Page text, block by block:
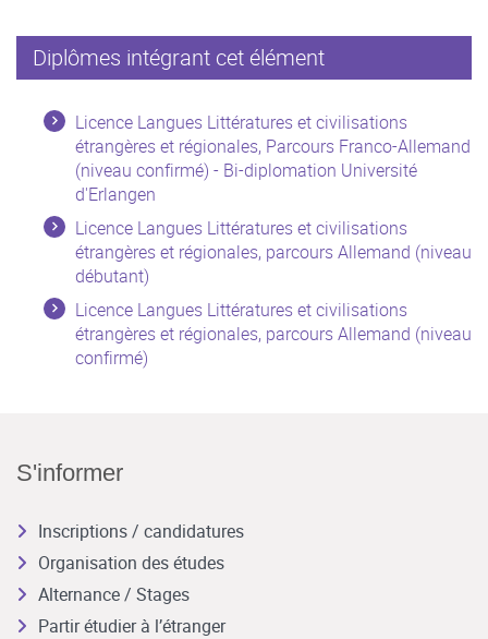
Diplômes intégrant cet élément
Licence Langues Littératures et civilisations
étrangères et régionales, Parcours Franco-Allemand
(niveau confirmé) - Bi-diplomation Université
d'Erlangen
Licence Langues Littératures et civilisations
étrangères et régionales, parcours Allemand (niveau
débutant)
Licence Langues Littératures et civilisations
étrangères et régionales, parcours Allemand (niveau
confirmé)
S'informer
Inscriptions / candidatures
Organisation des études
Alternance / Stages
Partir étudier à l’étranger